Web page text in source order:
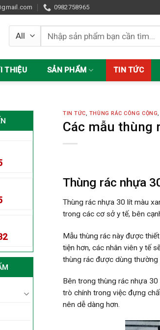
0982758965
Tìm
kiếm:
THIỆU SẢN PHẨM TIN TỨC
TIN TỨC, THÙNG RÁC CÔNG CỘNG
Các mẫu thùng
Thùng rác nhựa
Thùng rác nhựa 30 lít màu
trong các cơ sở y tế, bên
Mẫu thùng rác này được
tiện hơn, các nhân viên y tế
thùng rác được dùng thường
Bên trong thùng rác nhựa
trò chính trong việc đựng
nên dễ dàng hơn.